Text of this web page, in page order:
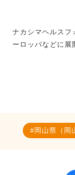
ナカシマヘルスフ
ーロッパなどに展
岡山県（岡